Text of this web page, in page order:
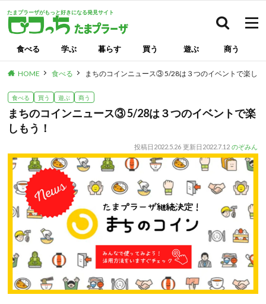
たまプラーザがもっと好きになる発見サイト
食べる 学ぶ 暮らす 買う 遊ぶ 商う
HOME 食べる まちのコインニュース③ 5/28は３つのイベントで楽し
食べる 買う 遊ぶ 商う
まちのコインニュース③ 5/28は３つのイベントで楽
しもう！
投稿日 2022.5.26 更新日 2022.7.12 のぞみん